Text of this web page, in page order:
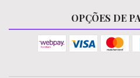
OPÇÕES DE